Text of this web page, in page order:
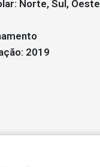
Norte, Sul, Oeste
2019